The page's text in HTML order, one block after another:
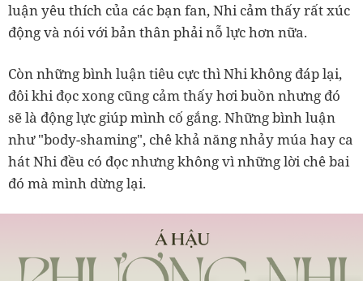
luận yêu thích của các bạn fan, Nhi cảm thấy rất xúc
động và nói với bản thân phải nỗ lực hơn nữa.
Còn những bình luận tiêu cực thì Nhi không đáp lại,
đôi khi đọc xong cũng cảm thấy hơi buồn nhưng đó
sẽ là động lực giúp mình cố gắng. Những bình luận
như "body-shaming", chê khả năng nhảy múa hay ca
hát Nhi đều có đọc nhưng không vì những lời chê bai
đó mà mình dừng lại.